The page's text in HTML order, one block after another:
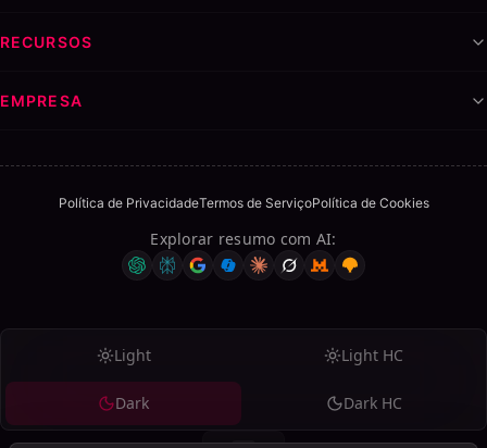
RECURSOS
EMPRESA
Política de PrivacidadeTermos de ServiçoPolítica de Cookies
Explorar resumo com AI:
Light Light HC
Dark Dark HC